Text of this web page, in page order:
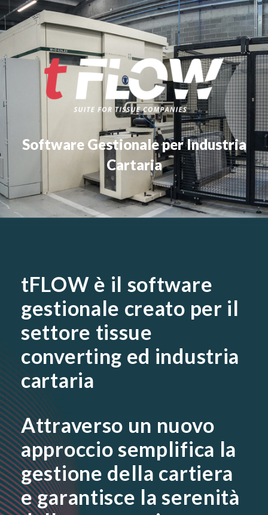
Software Gestionale per Industria
Cartaria
tFLOW è il software
gestionale creato per il
settore tissue
converting ed industria
cartaria
Attraverso un nuovo
approccio semplifica la
gestione della cartiera
e garantisce la serenità